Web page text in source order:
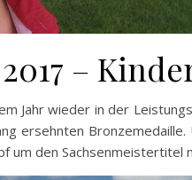
–
Jahr wieder in der
ersehnten
um den Sachsenmeistertitel